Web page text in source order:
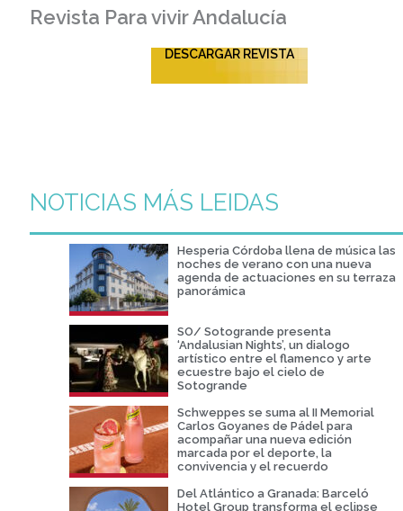
Revista Para vivir Andalucía
DESCARGAR REVISTA
NOTICIAS MÁS LEIDAS
Hesperia Córdoba llena de música las
noches de verano con una nueva
agenda de actuaciones en su terraza
panorámica
SO/ Sotogrande presenta
‘Andalusian Nights’, un dialogo
artístico entre el flamenco y arte
ecuestre bajo el cielo de
Sotogrande
Schweppes se suma al II Memorial
Carlos Goyanes de Pádel para
acompañar una nueva edición
marcada por el deporte, la
convivencia y el recuerdo
Del Atlántico a Granada: Barceló
Hotel Group transforma el eclipse